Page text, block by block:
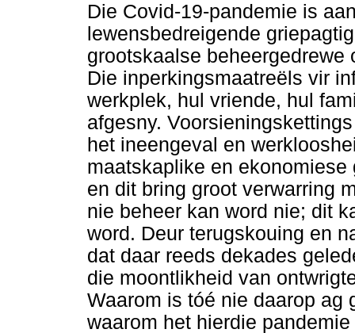
Die Covid-19-pandemie is
lewensbedreigende
grootskaalse
Die inperkingsmaatreëls vir
werkplek, hul vriende, hul
afgesny.
het ineengeval en
maatskaplike en
en dit bring groot verwarring
nie beheer kan word nie; dit
word. Deur terugskouing en
dat daar reeds dekades
die moontlikheid van
Waarom is tóé nie daarop ag
waarom het hierdie